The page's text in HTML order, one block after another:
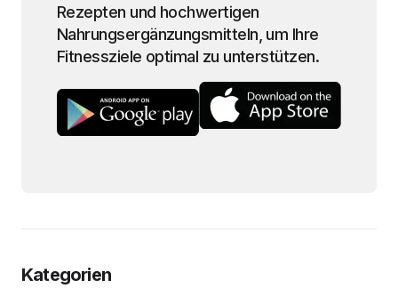
Rezepten und hochwertigen
Nahrungsergänzungsmitteln, um Ihre
Fitnessziele optimal zu unterstützen.
Kategorien